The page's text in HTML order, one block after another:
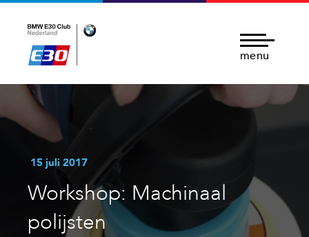
menu
15 juli 2017
Workshop: Machinaal
polijsten